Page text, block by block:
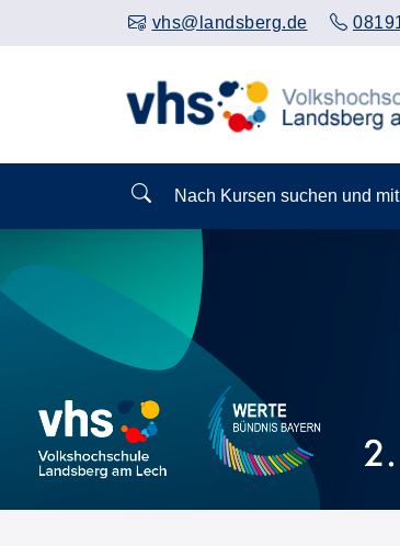
vhs@landsberg.de
Nach Kursen suchen und mit